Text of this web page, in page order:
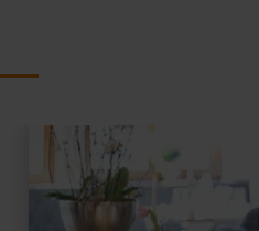
about:
Michels
Restaurant